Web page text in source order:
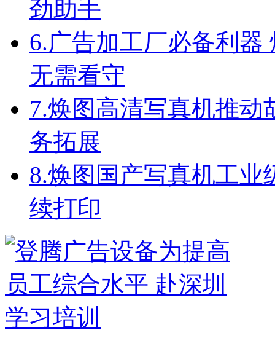
劲助手
6.广告加工厂必备利器
无需看守
7.焕图高清写真机推动
务拓展
8.焕图国产写真机工业
续打印